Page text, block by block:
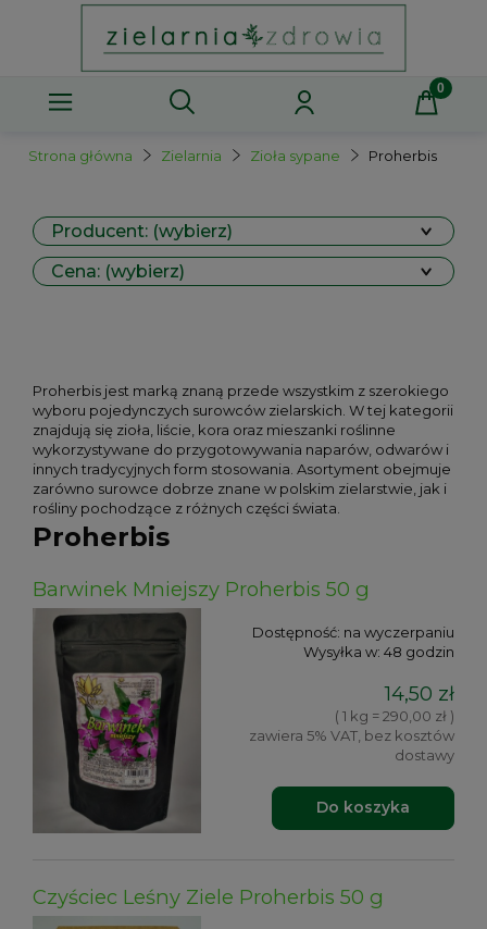
Strona główna Zielarnia Zioła sypane Proherbis
Producent: (wybierz)
Cena: (wybierz)
Proherbis jest marką znaną przede wszystkim z szerokiego
wyboru pojedynczych surowców zielarskich. W tej kategorii
znajdują się zioła, liście, kora oraz mieszanki roślinne
wykorzystywane do przygotowywania naparów, odwarów i
innych tradycyjnych form stosowania. Asortyment obejmuje
zarówno surowce dobrze znane w polskim zielarstwie, jak i
rośliny pochodzące z różnych części świata.
Proherbis
Barwinek Mniejszy Proherbis 50 g
Dostępność: na wyczerpaniu
Wysyłka w: 48 godzin
14,50 zł
( 1 kg = 290,00 zł )
zawiera 5% VAT, bez kosztów
dostawy
Do koszyka
Czyściec Leśny Ziele Proherbis 50 g